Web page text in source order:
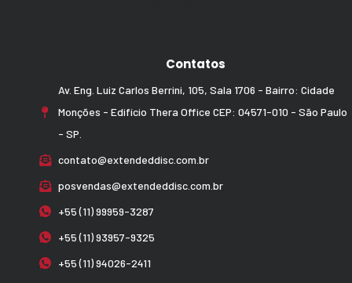
Contatos
Av. Eng. Luiz Carlos Berrini, 105, Sala 1706 - Bairro: Cidade
Monções - Edifício Thera Office CEP: 04571-010 - São Paulo
- SP.
contato@extendeddisc.com.br
posvendas@extendeddisc.com.br
+55 (11) 99959-3287
+55 (11) 93957-9325
+55 (11) 94026-2411